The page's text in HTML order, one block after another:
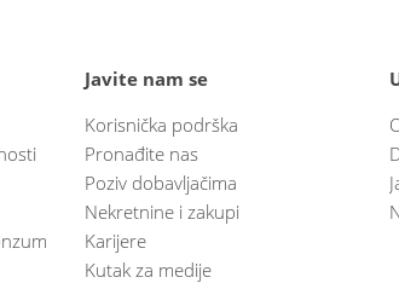
Javite nam se
Korisnička podrška
Pronađite nas
Poziv dobavljačima
Nekretnine i zakupi
Karijere
Kutak za medije